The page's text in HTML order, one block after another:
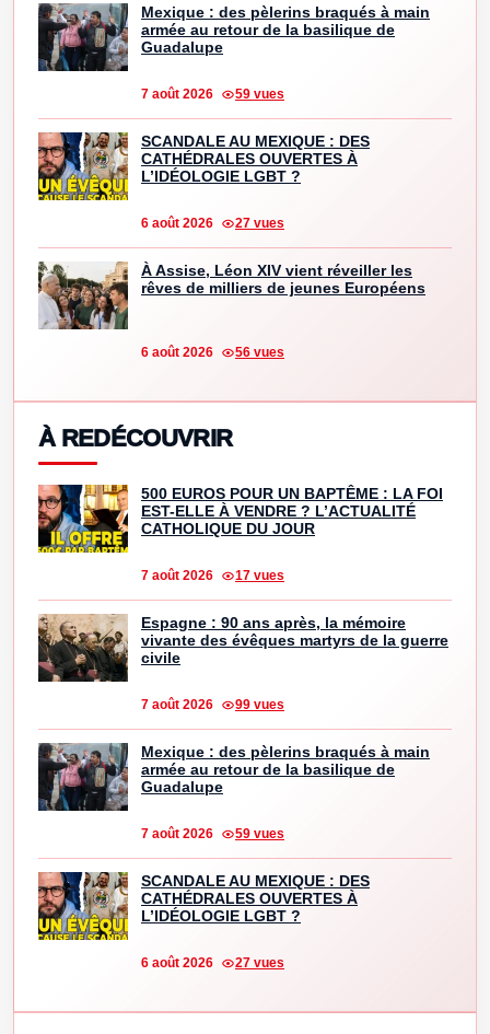
Mexique : des pèlerins braqués à main
armée au retour de la basilique de
Guadalupe
7 août 2026 59 vues
SCANDALE AU MEXIQUE : DES
CATHÉDRALES OUVERTES À
L’IDÉOLOGIE LGBT ?
6 août 2026 27 vues
À Assise, Léon XIV vient réveiller les
rêves de milliers de jeunes Européens
6 août 2026 56 vues
À REDÉCOUVRIR
500 EUROS POUR UN BAPTÊME : LA FOI
EST-ELLE À VENDRE ? L’ACTUALITÉ
CATHOLIQUE DU JOUR
7 août 2026 17 vues
Espagne : 90 ans après, la mémoire
vivante des évêques martyrs de la guerre
civile
7 août 2026 99 vues
Mexique : des pèlerins braqués à main
armée au retour de la basilique de
Guadalupe
7 août 2026 59 vues
SCANDALE AU MEXIQUE : DES
CATHÉDRALES OUVERTES À
L’IDÉOLOGIE LGBT ?
6 août 2026 27 vues